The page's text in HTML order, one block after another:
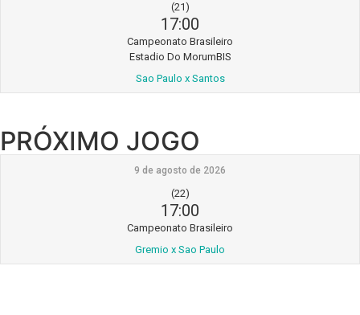
(21)
17:00
Campeonato Brasileiro
Estadio Do MorumBIS
Sao Paulo x Santos
PRÓXIMO JOGO
9 de agosto de 2026
(22)
17:00
Campeonato Brasileiro
Gremio x Sao Paulo